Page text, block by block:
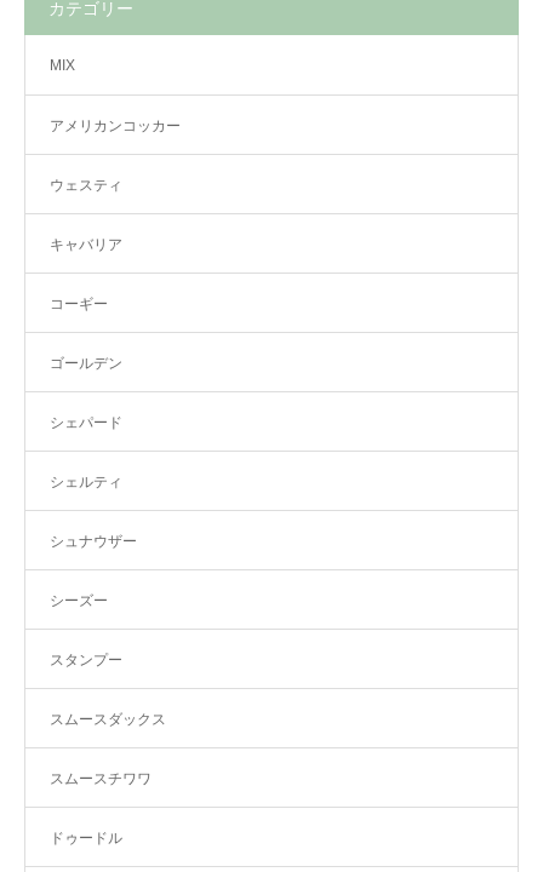
カテゴリー
MIX
アメリカンコッカー
ウェスティ
キャバリア
コーギー
ゴールデン
シェパード
シェルティ
シュナウザー
シーズー
スタンプー
スムースダックス
スムースチワワ
ドゥードル